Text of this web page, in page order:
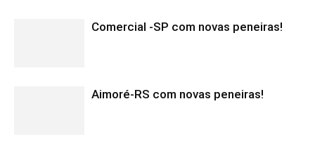
Comercial -SP com novas peneiras!
Aimoré-RS com novas peneiras!